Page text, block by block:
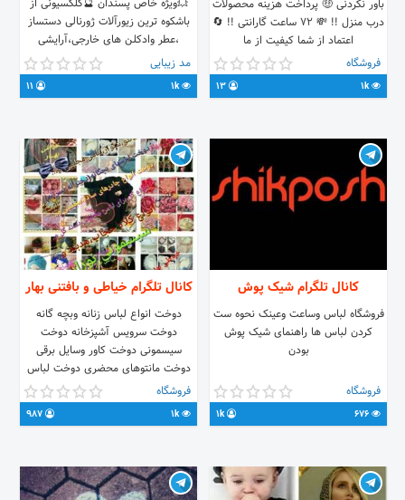
باور نکردنی 🤑 پرداخت هزینه محصولات
درب منزل !! 💸 ۷۲ ساعت گارانتی !! 🔄
اعتماد از شما کیفیت از ما
@Offmaarket @Offmaarket
@Offmaarket
فروشگاه
1k
💥ویژه خاص پسندان 🔮کلکسیونی از
باشکوه ترین زیورآلات ژورنالی دستساز
،عطر وادکلن های خارجی،آرایشی
وبهداشتی کیف و کفش ،لباس
زنانه،مردانه،بچه گانه نمایندگی فروش
برندهای برتر ترک فروش تک فروشی زیر
سراسر کشور آیدی جهت سفارش
@admahshaping
مد زیبایی
1k
کانال تلگرام شیک پوش
فروشگاه لباس وساعت وعینک نحوه ست
کردن لباس ها راهنمای شیک پوش
بودن
فروشگاه
1k
کانال تلگرام خیاطی و بافتنی بهار
دوخت انواع لباس زنانه وبچه گانه
دوخت سرویس آشپزخانه دوخت
سیسمونی دوخت کاور وسایل برقی
دوخت مانتوهای محضری دوخت لباس
های پرنسسی وکفش مرواریدی و..
انواع ریسه مو تزیین وتعمیرلباس و...
مدل لباس های دوخت شده(ایدی
فروشگاه
1k